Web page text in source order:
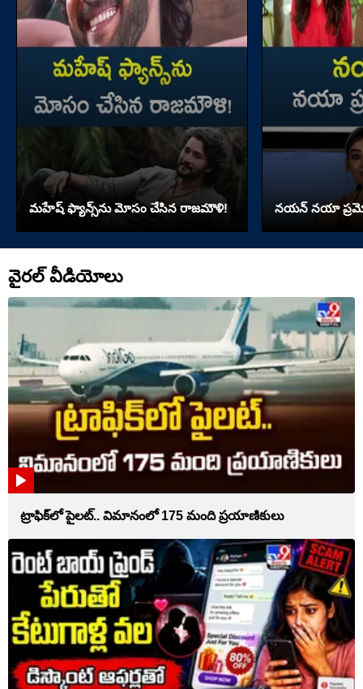
మహేష్‌ ఫ్యాన్స్‌ను మోసం చేసిన రాజమౌళి! నయన్ నయా
వైరల్ వీడియోలు
ట్రాఫిక్‌లో పైలట్‌.. విమానంలో 175 మంది ప్రయాణికులు